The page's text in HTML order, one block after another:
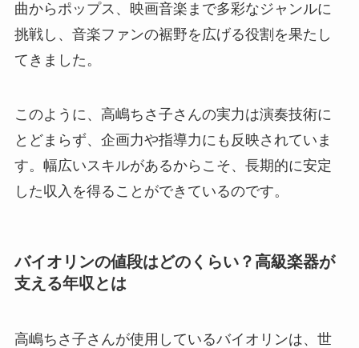
曲からポップス、映画音楽まで多彩なジャンルに
挑戦し、音楽ファンの裾野を広げる役割を果たし
てきました。
このように、高嶋ちさ子さんの実力は演奏技術に
とどまらず、企画力や指導力にも反映されていま
す。幅広いスキルがあるからこそ、長期的に安定
した収入を得ることができているのです。
バイオリンの値段はどのくらい？高級楽器が
支える年収とは
高嶋ちさ子さんが使用しているバイオリンは、世